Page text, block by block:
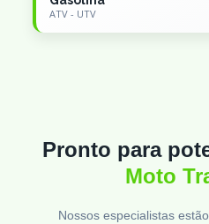
ATV - UTV
Pronto para
Moto
Nossos especialistas